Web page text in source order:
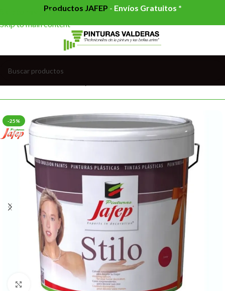
Skip to navigation
Skip to main content
Productos JAFEP - Envíos Gratuitos *
-25%
Clic para ampliar